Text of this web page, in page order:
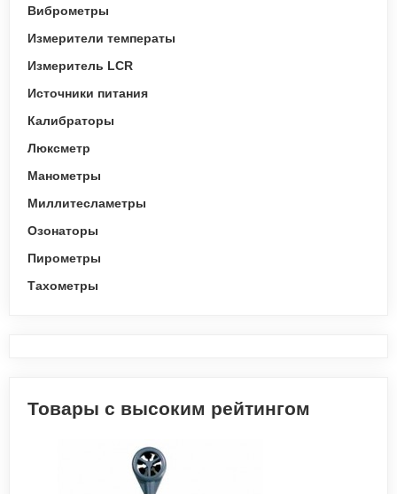
Виброметры
Измерители температы
Измеритель LCR
Источники питания
Калибраторы
Люксметр
Манометры
Миллитесламетры
Озонаторы
Пирометры
Тахометры
Товары с высоким рейтингом